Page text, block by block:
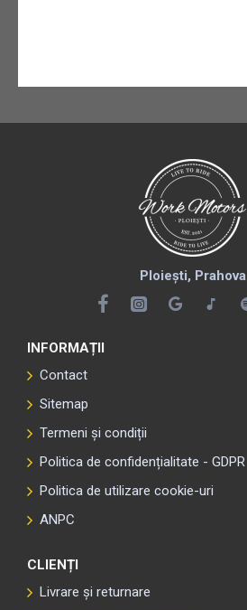
Ploiești, Prahova
INFORMAȚII
Contact
Sitemap
Termeni și condiții
Politica de confidențialitate - GDPR
Politica de utilizare cookie-uri
ANPC
CLIENȚI
Livrare și returnare